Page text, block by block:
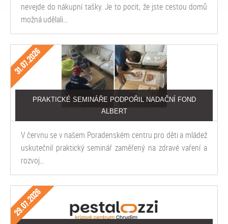
nevejde do nákupní tašky. Je to pocit, že jste cestou domů
možná udělali…
PRAKTICKÉ SEMINÁŘE PODPOŘIL NADAČNÍ FOND
ALBERT
31.07.2026
V červnu se v našem Poradenském centru pro děti a mládež
uskutečnil praktický seminář zaměřený na zdravé vaření a
rozvoj…
29.07.2026